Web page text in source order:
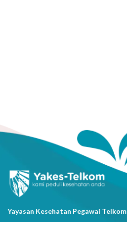
Yayasan Kesehatan Pegawai Telkom